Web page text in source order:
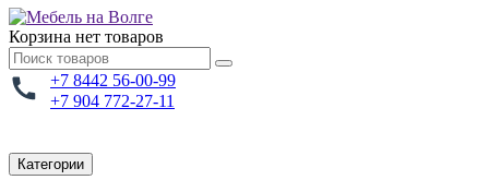
Корзина нет товаров
+7 8442 56-00-99
+7 904 772-27-11
Категории